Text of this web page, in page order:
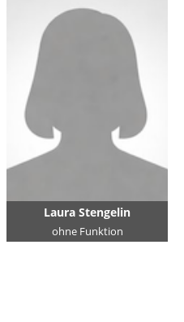
Laura Stengelin
ohne Funktion